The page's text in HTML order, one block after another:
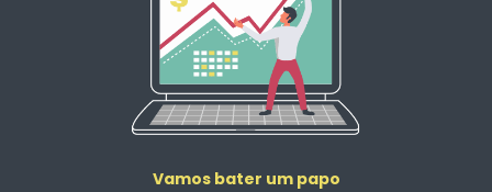
Vamos bater um papo